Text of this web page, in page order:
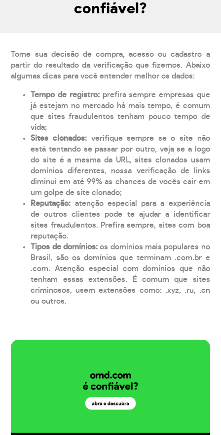
confiável?
Tome sua decisão de compra, acesso ou cadastro a
partir do resultado da verificação que fizemos. Abaixo
algumas dicas para você entender melhor os dados:
Tempo de registro: prefira sempre empresas que
já estejam no mercado há mais tempo, é comum
que sites fraudulentos tenham pouco tempo de
vida;
Sites clonados: verifique sempre se o site não
está tentando se passar por outro, veja se a logo
do site é a mesma da URL, sites clonados usam
domínios diferentes, nossa verificação de links
diminui em até 99% as chances de vocês cair em
um golpe de site clonado;
Reputação: atenção especial para a experiência
de outros clientes pode te ajudar a identificar
sites fraudulentos. Prefira sempre, sites com boa
reputação.
Tipos de domínios:os domínios mais populares no
Brasil, são os domínios que terminam .com.br e
.com. Atenção especial com domínios que não
tenham essas extensões. É comum que sites
criminosos, usem extensões como: .xyz, .ru, .cn
ou outros.